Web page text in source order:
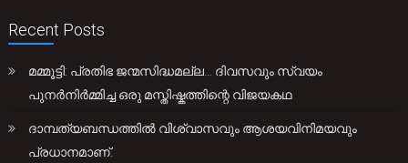
Recent Posts
മമ്മൂട്ടി: പ്രതിഭ ജന്മസിദ്ധമല്ല… ദിവസവും സ്വയം
പുനർനിർമ്മിച്ച ഒരു മസ്തിഷ്കത്തിന്റെ വിജയകഥ
ദാമ്പത്യബന്ധത്തിൽ വിശ്വാസവും ആശയവിനിമയവും
പ്രധാനമാണ്.